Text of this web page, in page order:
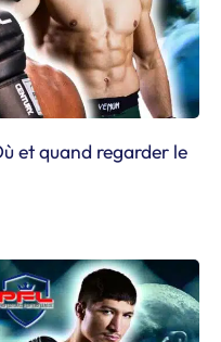
et quand regarder le